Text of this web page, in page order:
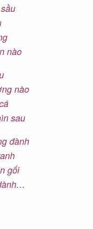
nào
nào
sau
đành
gối